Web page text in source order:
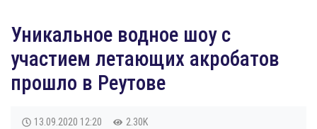
Уникальное водное шоу с
участием летающих акробатов
прошло в Реутове
13.09.2020 12:20
2.30K